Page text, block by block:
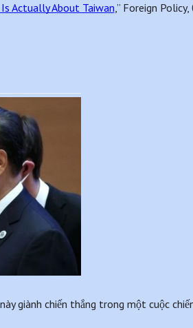
Is Actually About Taiwan,” Foreign
giành chiến thắng trong một cuộc